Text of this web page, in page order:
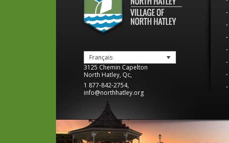
Français
3125 Chemin Capelton
North Hatley, Qc,
1 877-842-2754,
info@northhatley.org